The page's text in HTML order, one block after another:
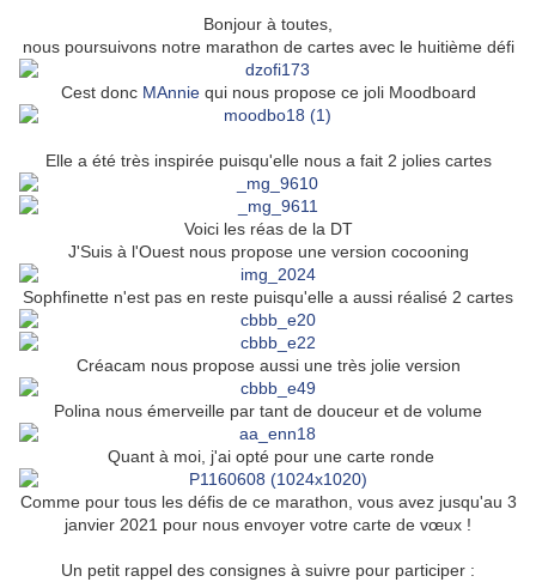
Bonjour à toutes,
nous poursuivons notre marathon de cartes avec le huitième défi
Cest donc MAnniequi nous propose ce joli Moodboard
Elle a été très inspirée puisqu'elle nous a fait 2 jolies cartes
Voici les réas de la DT
J'Suis à l'Ouest nous propose une version cocooning
Sophfinette n'est pas en reste puisqu'elle a aussi réalisé 2 cartes
Créacam nous propose aussi une très jolie version
Polina nous émerveille par tant de douceur et de volume
Quant à moi, j'ai opté pour une carte ronde
Comme pour tous les défis de ce marathon, vous avez jusqu'au 3
janvier 2021 pour nous envoyer votre carte de vœux !
Un petit rappel des consignes à suivre pour participer :